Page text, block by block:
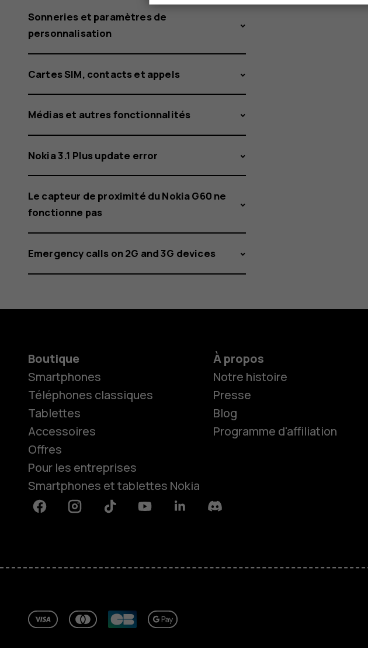
À propos
Sonneries et paramètres de
personnalisation
Cartes SIM, contacts et appels
Médias et autres fonctionnalités
Nokia 3.1 Plus update error
Le capteur de proximité du Nokia G60 ne
fonctionne pas
Emergency calls on 2G and 3G devices
Boutique
Smartphones
Téléphones classiques
Tablettes
Accessoires
Offres
Pour les entreprises
Smartphones et tablettes Nokia
À propos
Notre histoire
Presse
Blog
Programme d'affiliation
FacebookInstagramTiktok YoutubeLinkedinDiscord